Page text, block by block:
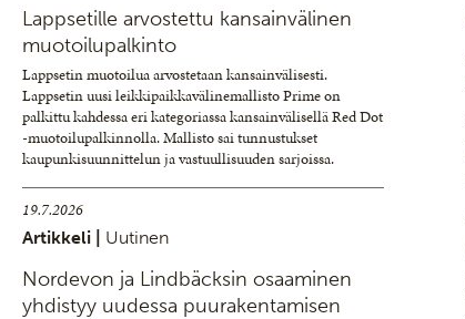
Lappsetille arvostettu kansainvälinen
muotoilupalkinto
Lappsetin muotoilua arvostetaan kansainvälisesti.
Lappsetin uusi leikkipaikkavälinemallisto Prime on
palkittu kahdessa eri kategoriassa kansainvälisellä Red Dot
-muotoilupalkinnolla. Mallisto sai tunnustukset
kaupunkisuunnittelun ja vastuullisuuden sarjoissa.
19.7.2026
Artikkeli | Uutinen
Nordevon ja Lindbäcksin osaaminen
yhdistyy uudessa puurakentamisen